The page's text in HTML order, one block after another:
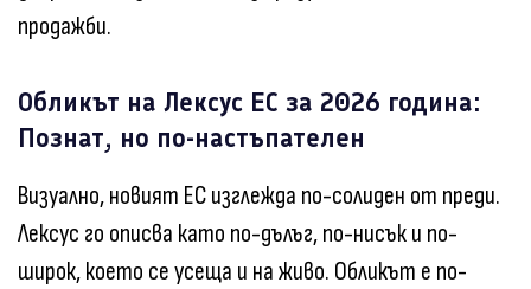
продажби.
Обликът на Лексус ЕС за 2026 година:
Познат, но по-настъпателен
Визуално, новият ЕС изглежда по-солиден от преди.
Лексус го описва като по-дълъг, по-нисък и по-
широк, което се усеща и на живо. Обликът е по-